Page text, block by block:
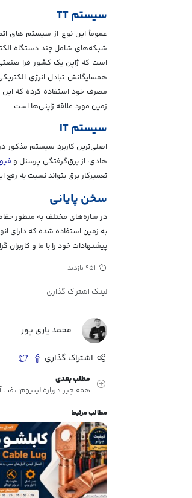
سیستم TT
عموماً این نوع از سیستم های
شبکه‌های شامل چند دستگاه
است که ژاپن یک کشور فرا
همسایگانش تبادل انرژي
زمین مورد علاقه ژاپنی‌ها است.
سیستم IT
اصلی‌ترین کاربرد سیستم مذکور
هادی، از برق‌گرفتگی پرسنل و
تعمیرکار برق بتواند نسبت به رفع
سخن پایانی
در سازه‌های مختلف به منظور
به زمین استفاده شده که دارای
پیشنهادات خود را با ما و کاربران
لینک اشتراک گذاری
محمد یاری پور
اشتراک گذاری
مطلب بعدی
همه چیز درباره لیتیوم؛ نفت
مطالب مرتبط